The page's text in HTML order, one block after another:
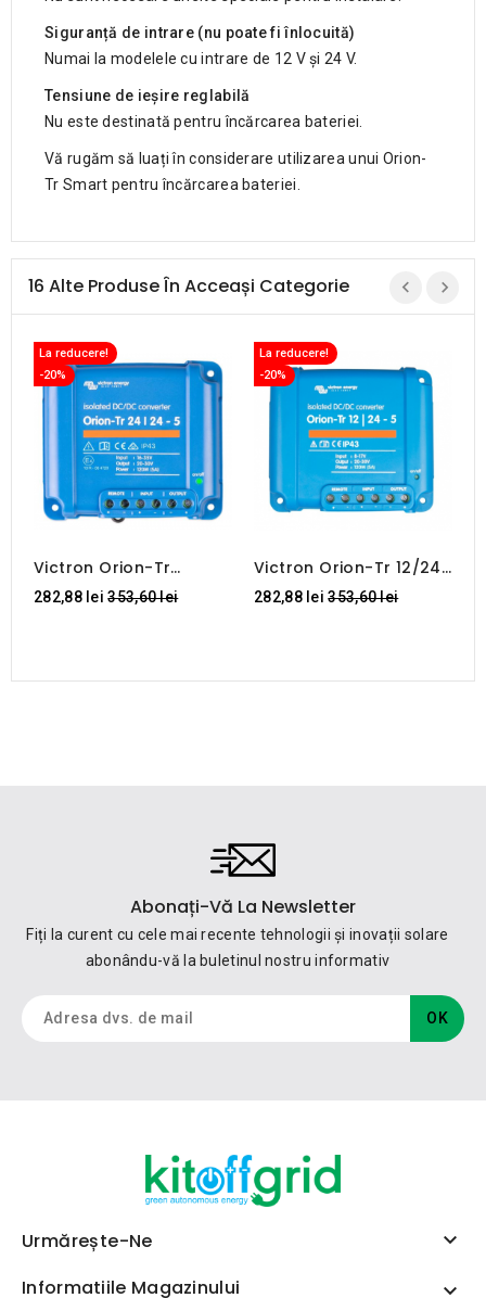
Siguranță de intrare (nu poate fi înlocuită)
Numai la modelele cu intrare de 12 V și 24 V.
Tensiune de ieșire reglabilă
Nu este destinată pentru încărcarea bateriei.
Vă rugăm să luați în considerare utilizarea unui Orion-
Tr Smart pentru încărcarea bateriei.
16 Alte Produse În Acceași Categorie
La reducere!
-20%
Victron Orion-Tr
24/24-5A (120W)
282,88 lei Regular
353,60 lei
La reducere!
-20%
Victron Orion-Tr 12/24-
5A (120W)
282,88 lei Regular
353,60 lei
Abonați-Vă La Newsletter
Fiți la curent cu cele mai recente tehnologii și inovații solare
abonându-vă la buletinul nostru informativ
Urmărește-Ne 
Informatiile Magazinului 